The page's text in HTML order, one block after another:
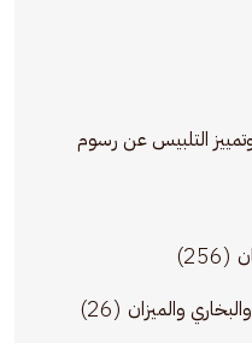
التلبيس عن رسوم
(256)
والميزان (26)